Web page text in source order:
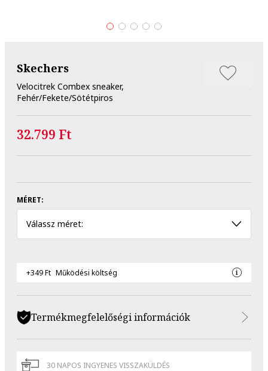
Skechers
Velocitrek Combex sneaker,
Fehér/Fekete/Sötétpiros
32.799 Ft
MÉRET:
Válassz méret:
+349 Ft Működési költség
Termékmegfelelőségi információk
30 NAPOS INGYENES VISSZAKÜLDÉS